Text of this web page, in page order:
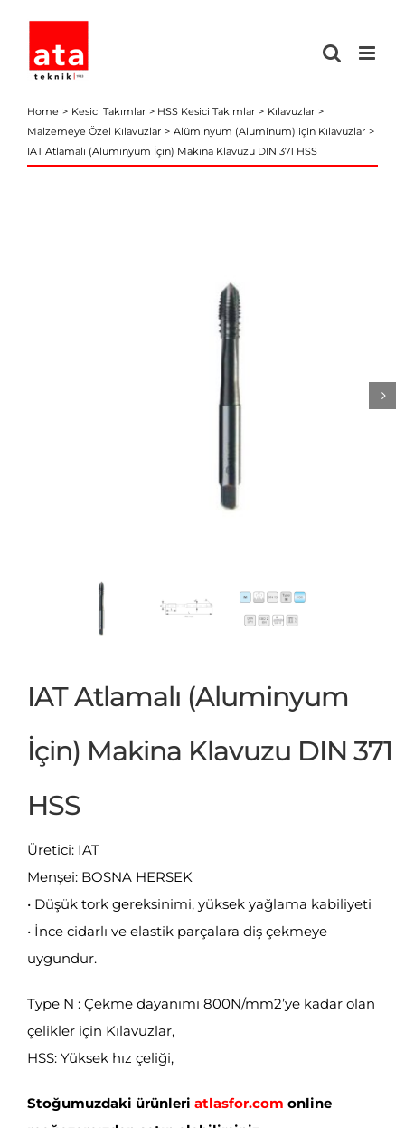
content
Home Kesici Takımlar HSS Kesici Takımlar
Kılavuzlar
Malzemeye Özel Kılavuzlar
Alüminyum (Aluminum) için Kılavuzlar
IAT Atlamalı (Aluminyum İçin) Makina Klavuzu DIN 371 HSS
IAT Atlamalı (Aluminyum
İçin) Makina Klavuzu DIN 371
HSS
Üretici: IAT
Menşei: BOSNA HERSEK
• Düşük tork gereksinimi, yüksek yağlama kabiliyeti
• İnce cidarlı ve elastik parçalara diş çekmeye
uygundur.
Type N : Çekme dayanımı 800N/mm2’ye kadar olan
çelikler için Kılavuzlar,
HSS: Yüksek hız çeliği,
Stoğumuzdaki ürünleri atlasfor.com online